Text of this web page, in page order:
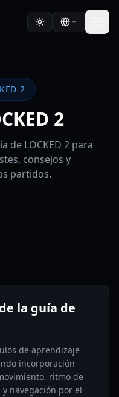
2
2
de LOCKED 2 para
consejos y
partidos.
la guía de
de aprendizaje
incorporación
ritmo de
navegación por el